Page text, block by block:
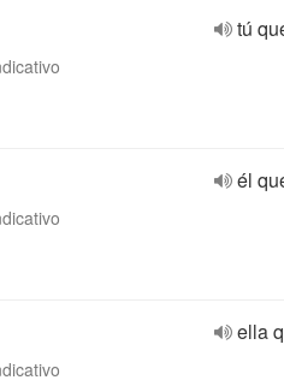
tú
él
ella